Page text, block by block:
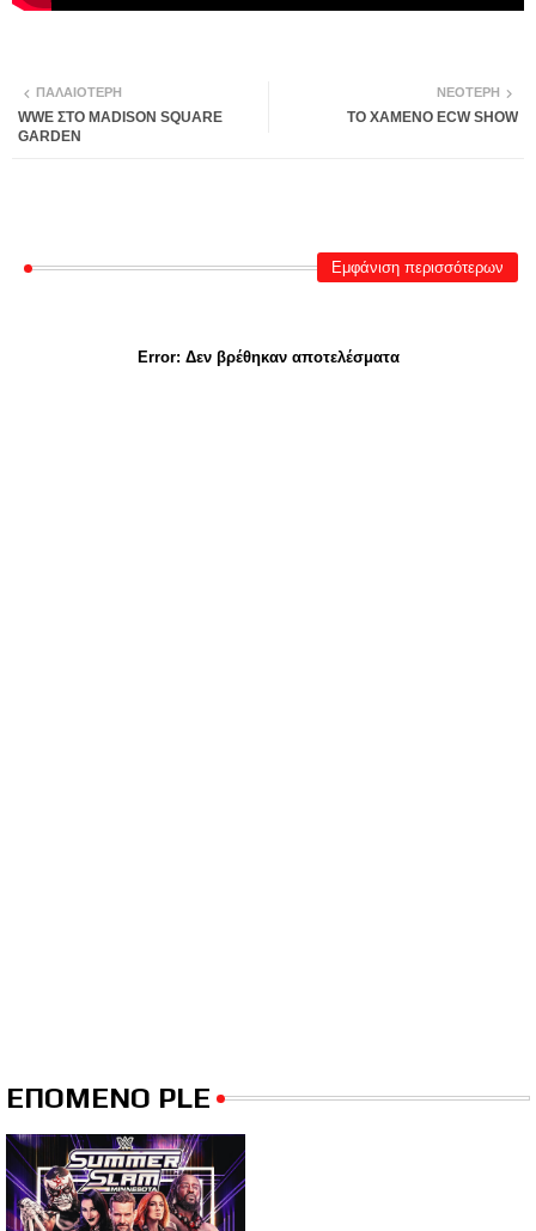
ΝΕΌΤΕΡΗ
ΤΟ ΧΑΜΕΝΟ ECW SHOW
ΠΑΛΑΙΌΤΕΡΗ
WWE ΣΤΟ MADISON SQUARE
GARDEN
Εμφάνιση περισσότερων
Error: Δεν βρέθηκαν αποτελέσματα
ΕΠΟΜΕΝΟ PLE